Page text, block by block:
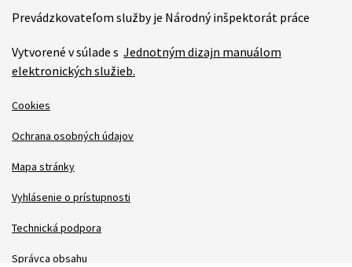
Prevádzkovateľom služby je Národný inšpektorát práce
Vytvorené v súlade s Jednotným dizajn manuálom
elektronických služieb.
Cookies
Ochrana osobných údajov
Mapa stránky
Vyhlásenie o prístupnosti
Technická podpora
Správca obsahu